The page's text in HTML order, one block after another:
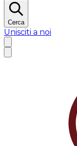
Cerca
Unisciti a noi